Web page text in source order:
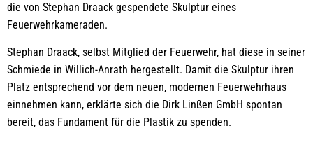
die von Stephan Draack gespendete Skulptur eines
Feuerwehrkameraden.
Stephan Draack, selbst Mitglied der Feuerwehr, hat diese in seiner
Schmiede in Willich-Anrath hergestellt. Damit die Skulptur ihren
Platz entsprechend vor dem neuen, modernen Feuerwehrhaus
einnehmen kann, erklärte sich die Dirk Linßen GmbH spontan
bereit, das Fundament für die Plastik zu spenden.